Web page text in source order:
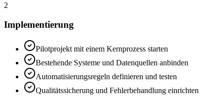
2
Implementierung
Pilotprojekt mit einem Kernprozess starten
Bestehende Systeme und Datenquellen anbinden
Automatisierungsregeln definieren und testen
Qualitätssicherung und Fehlerbehandlung einrichten